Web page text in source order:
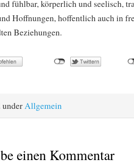
fühlbar, körperlich und seelisch,
Hoffnungen, hoffentlich auch in
Beziehungen.
Allgemein
einen Kommentar